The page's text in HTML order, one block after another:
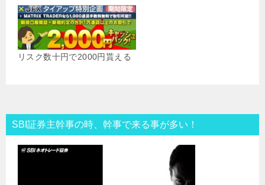
リスク数十円で2000円貰える
SBI証券主幹事の時、幹事で来る事が多い！